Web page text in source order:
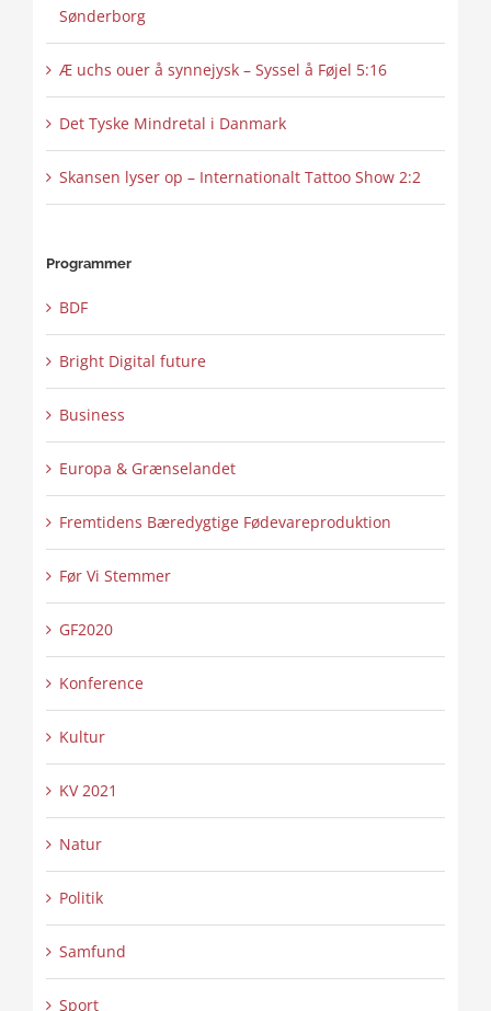
Sønderborg
Æ uchs ouer å synnejysk – Syssel å Føjel 5:16
Det Tyske Mindretal i Danmark
Skansen lyser op – Internationalt Tattoo Show 2:2
Programmer
BDF
Bright Digital future
Business
Europa & Grænselandet
Fremtidens Bæredygtige Fødevareproduktion
Før Vi Stemmer
GF2020
Konference
Kultur
KV 2021
Natur
Politik
Samfund
Sport